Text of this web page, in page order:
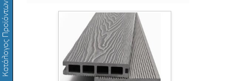
Κατάλογος Προϊόντων